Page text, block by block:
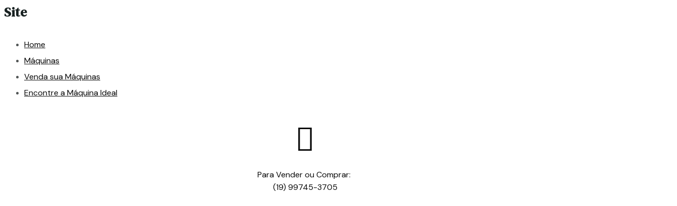
Site
Home
Máquinas
Venda sua Máquinas
Encontre a Máquina Ideal

Para Vender ou Comprar:
(19) 99745-3705